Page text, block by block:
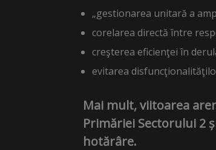
„gestionarea unitară a
corelarea directă între
creşterea eficienţei în
evitarea
Mai mult, viitoarea
Primăriei Sectorului 2
hotărâre.